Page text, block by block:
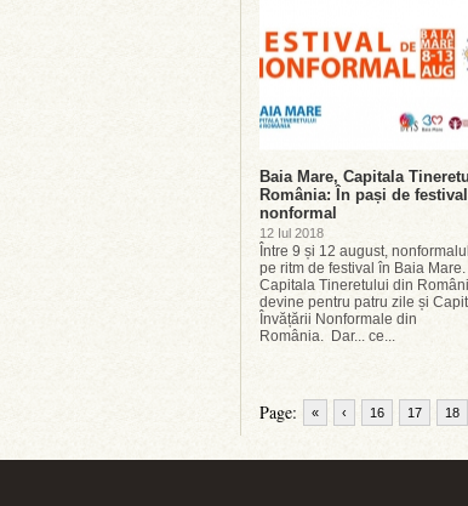
Baia Mare, Capitala
România: În pași de
nonformal
12 Iul 2018
Între 9 și 12 august,
pe ritm de festival în Baia Mare.
Capitala Tineretului din
devine pentru patru zile și
Învățării Nonformale din
România. Dar... ce...
Page: « ‹ 16 17 18